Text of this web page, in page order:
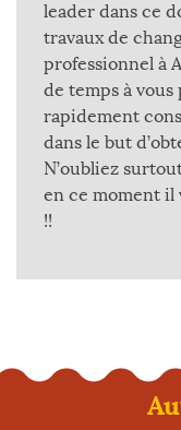
leader dans ce
travaux de
professionnel à
de temps à vous
rapidement
dans le but
N’oubliez
en ce moment il
!!